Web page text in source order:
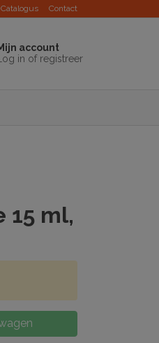
Catalogus Contact
account
Log in of registreer
15 ml,